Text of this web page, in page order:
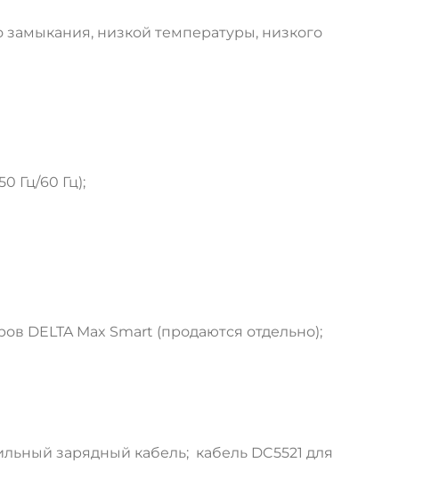
замыкания, низкой температуры, низкого
Гц/60 Гц);
DELTA Max Smart (продаются отдельно);
зарядный кабель; кабель DC5521 для